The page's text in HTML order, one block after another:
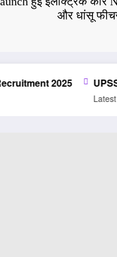
और धांसू
Lekhpal